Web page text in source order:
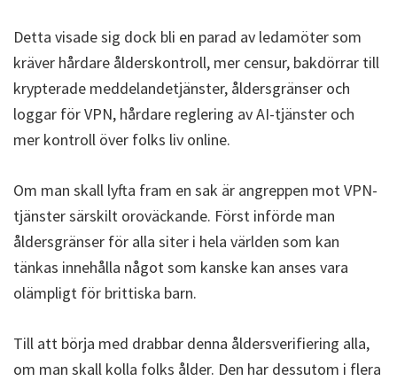
Detta visade sig dock bli en parad av ledamöter som
kräver hårdare ålderskontroll, mer censur, bakdörrar till
krypterade meddelandetjänster, åldersgränser och
loggar för VPN, hårdare reglering av AI-tjänster och
mer kontroll över folks liv online.
Om man skall lyfta fram en sak är angreppen mot VPN-
tjänster särskilt oroväckande. Först införde man
åldersgränser för alla siter i hela världen som kan
tänkas innehålla något som kanske kan anses vara
olämpligt för brittiska barn.
Till att börja med drabbar denna åldersverifiering alla,
om man skall kolla folks ålder. Den har dessutom i flera